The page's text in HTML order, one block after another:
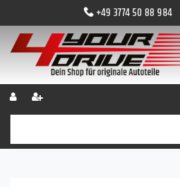
+49 3774 50 88 984